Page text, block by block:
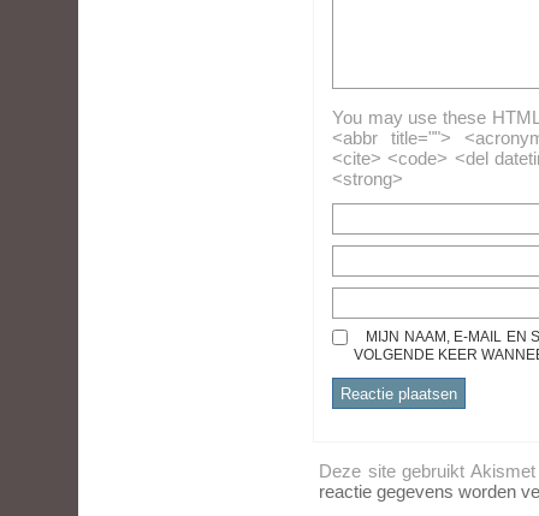
You may use these
<abbr title="">
<cite> <code> <del
<strong>
MIJN NAAM, E-MAIL EN
VOLGENDE KEER
Deze site gebruikt
reactie gegevens worden